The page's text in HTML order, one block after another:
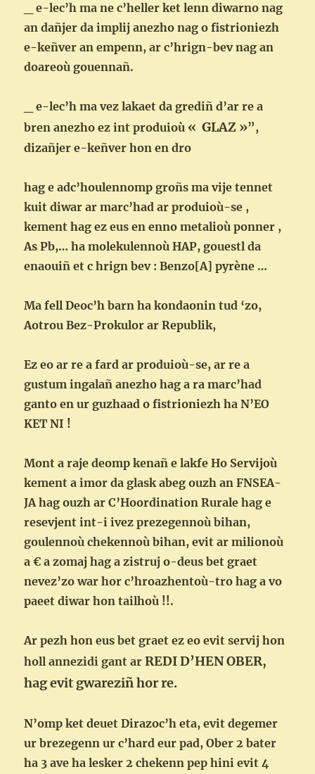
_ e-lec’h ma ne c’heller ket lenn diwarno nag
an dañjer da implij anezho nag o fistrioniezh
e-keñver an empenn, ar c’hrign-bev nag an
doareoù gouennañ.
_ e-lec’h ma vez lakaet da grediñ d’ar re a
bren anezho ez int produioù « GLAZ »”,
dizañjer e-keñver hon en dro
hag e adc’houlennomp groñs ma vije tennet
kuit diwar ar marc’had ar produioù-se ,
kement hag ez eus en enno metalioù ponner ,
As Pb,… ha molekulennoù HAP, gouestl da
enaouiñ et c hrign bev : Benzo[A] pyrène …
Ma fell Deoc’h barn ha kondaonin tud ‘zo,
Aotrou Bez-Prokulor ar Republik,
Ez eo ar re a fard ar produioù-se, ar re a
gustum ingalañ anezho hag a ra marc’had
ganto en ur guzhaad o fistrioniezh ha N’EO
KET NI !
Mont a raje deomp kenañ e lakfe Ho Servijoù
kement a imor da glask abeg ouzh an FNSEA-
JA hag ouzh ar C’Hoordination Rurale hag e
resevjent int-i ivez prezegennoù bihan,
goulennoù chekennoù bihan, evit ar milionoù
a € a zomaj hag a zistruj o-deus bet graet
nevez’zo war hor c’hroazhentoù-tro hag a vo
paeet diwar hon tailhoù !!.
Ar pezh hon eus bet graet ez eo evit servij hon
holl annezidi gant arREDI D’HEN OBER,
hag evit gwareziñ hor re.
N’omp ket deuet Dirazoc’h eta, evit degemer
ur brezegenn ur c’hard eur pad, Ober 2 bater
ha 3 ave ha lesker 2 chekenn pep hini evit 4